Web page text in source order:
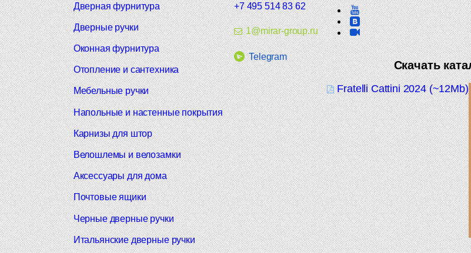
Скачать
Fratelli Cattini 2024 (~12Mb)
+7 495 514 83 62
1@mirar-group.ru
Telegram
Дверная фурнитура
Дверные ручки
Оконная фурнитура
Отопление и сантехника
Мебельные ручки
Напольные и настенные покрытия
Карнизы для штор
Велошлемы и велозамки
Аксессуары для дома
Почтовые ящики
Черные дверные ручки
Итальянские дверные ручки